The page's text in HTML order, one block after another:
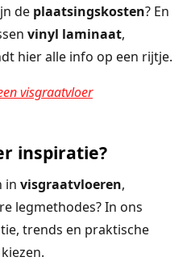
de plaatsingskosten? En
vinyl laminaat,
hier alle info op een rijtje.
visgraatvloer
inspiratie?
in visgraatvloeren,
legmethodes? In ons
trends en praktische